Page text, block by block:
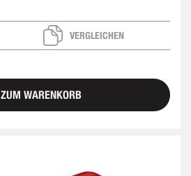
VERGLEICHEN
ZUM WARENKORB